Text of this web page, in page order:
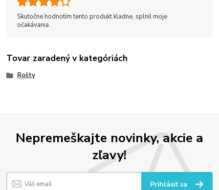
Skutočne hodnotím tento produkt kladne, splnil moje
očakávania.
Tovar zaradený v kategóriách
Rošty
Nepremeškajte novinky, akcie a
zľavy!
Prihlásiť sa